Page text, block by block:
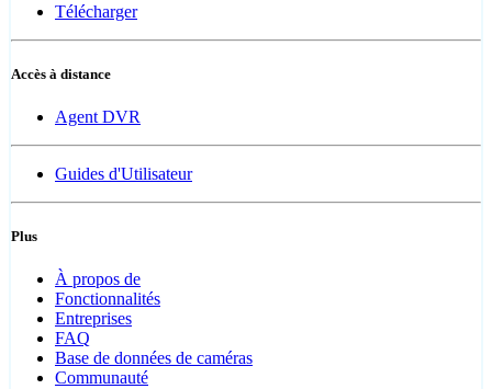
Télécharger
Accès à distance
Agent DVR
Guides d'Utilisateur
Plus
À propos de
Fonctionnalités
Entreprises
FAQ
Base de données de caméras
Communauté